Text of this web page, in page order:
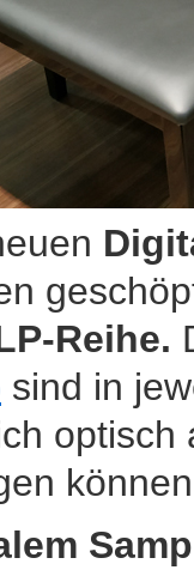
Reihe.
sind in
optisch